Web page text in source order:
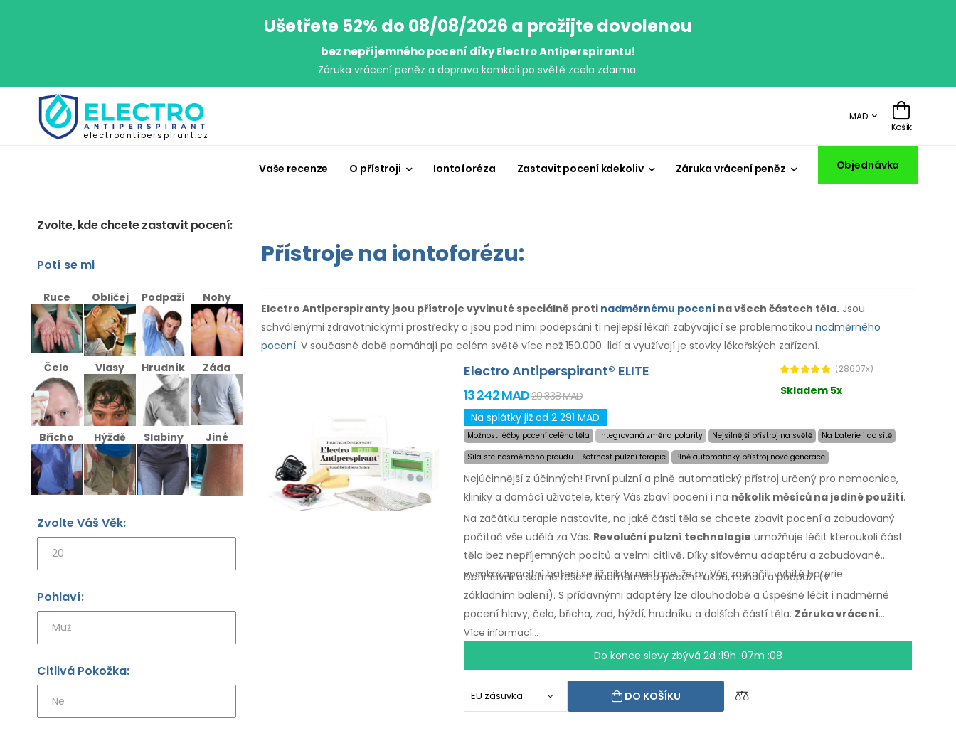
Ušetřete 52% do 08/08/2026 a prožijte dovolenou
bez nepříjemného pocení díky Electro Antiperspirantu!
Záruka vrácení peněz a doprava kamkoli po světě zcela zdarma.
electroantiperspirant.cz
MAD
Košík
Vaše recenze O přístroji Iontoforéza Zastavit pocení kdekoliv Záruka vrácení peněz Objednávka
Zvolte, kde chcete zastavit pocení:
Potí se mi
Ruce Obličej Podpaží Nohy
Čelo Vlasy Hrudník Záda
Břicho Hýždě Slabiny Jiné
Zvolte Váš Věk:
Pohlaví:
Citlivá Pokožka:
Přístroje na iontoforézu:
Electro Antiperspiranty jsou přístroje vyvinuté speciálně proti nadměrnému pocení na všech částech těla. Jsou
schválenými zdravotnickými prostředky a jsou pod nimi podepsáni ti nejlepší lékaři zabývající se problematikou nadměrného
pocení. V současné době pomáhají po celém světě více než 150.000 lidí a využívají je stovky lékařských zařízení.
Electro Antiperspirant® ELITE (28607x)
13 242 MAD20 338 MAD
Skladem 5x
Na splátky již od 2 291 MAD
Možnost léčby pocení celého těla Integrovaná změna polarity Nejsilnější přístroj na světě
Na baterie i do sítě
Síla stejnosměrného proudu + šetrnost pulzní terapie
Plně automatický přístroj nové generace
Nejúčinnější z účinných! První pulzní a plně automatický přístroj určený pro nemocnice,
kliniky a domácí uživatele, který Vás zbaví pocení i na několik měsíců na jediné použití.
Na začátku terapie nastavíte, na jaké části těla se chcete zbavit pocení a zabudovaný
počítač vše udělá za Vás. Revoluční pulzní technologie umožňuje léčit kteroukoli část
těla bez nepříjemných pocitů a velmi citlivě. Díky síťovému adaptéru a zabudované
vysokokapacitní baterii se již nikdy nestane, že by Vás zaskočili vybité baterie.
Definitivní a šetrné řešení nadměrného pocení rukou, nohou a podpaží(v
základním balení). S přídavnými adaptéry lze dlouhodobě a úspěšně léčit i nadměrné
pocení hlavy, čela, břicha, zad, hýždí, hrudníku a dalších částí těla. Záruka vrácení
penězv případě
Více informací...
Do konce slevy zbývá 2d :19h :07m :07
DO KOŠÍKU